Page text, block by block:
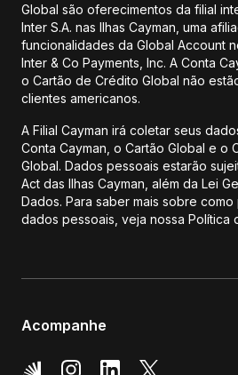
Global são oferecimentos da filial
Inter S.A. nas Ilhas Cayman, uma
funcionalidades da Global Account
Inter & Co Payments, Inc. A Conta
o Cartão de Crédito Global não
clientes americanos.
A Filial Cayman irá coletar seus
Conta Cayman, o Cartão Global e o
Global. Dados pessoais estarão
Act das Ilhas Cayman, além da Lei
Dados. Para saber mais sobre
dados pessoais, veja nossa Política
Acompanhe